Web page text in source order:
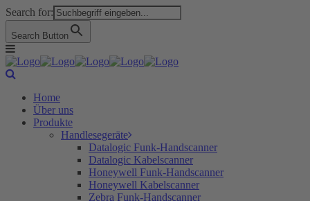
Search for:
Search Button
Home
Über uns
Produkte
Handlesegeräte
Datalogic Funk-Handscanner
Datalogic Kabelscanner
Honeywell Funk-Handscanner
Honeywell Kabelscanner
Zebra Funk-Handscanner